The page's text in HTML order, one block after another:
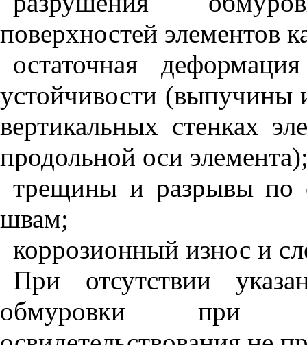
поверхностей элементов
остаточная
устойчивости
вертикальных стенках
продольной оси
трещины и разрывы по
швам;
коррозионный износ и
При отсутствии
обмуровки при